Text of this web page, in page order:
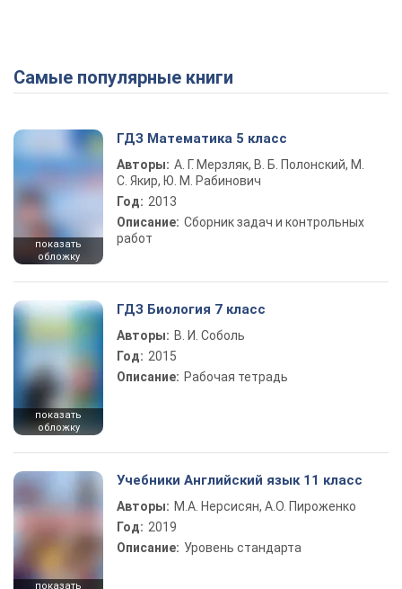
Самые популярные книги
показать
обложку
ГДЗ Математика 5 класс
Авторы: А. Г. Мерзляк, В. Б. Полонский, М.
С. Якир, Ю. М. Рабинович
Год: 2013
Описание: Сборник задач и контрольных
работ
показать
обложку
ГДЗ Биология 7 класс
Авторы: В. И. Соболь
Год: 2015
Описание: Рабочая тетрадь
показать
Учебники Английский язык 11 класс
Авторы: М.А. Нерсисян, А.О. Пироженко
Год: 2019
Описание: Уровень стандарта